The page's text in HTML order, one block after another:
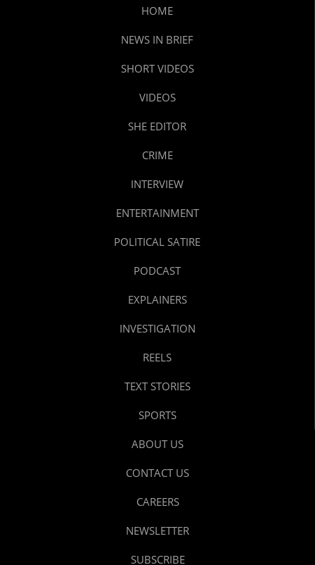
HOME
NEWS IN BRIEF
SHORT VIDEOS
VIDEOS
SHE EDITOR
CRIME
INTERVIEW
ENTERTAINMENT
POLITICAL SATIRE
PODCAST
EXPLAINERS
INVESTIGATION
REELS
TEXT STORIES
SPORTS
ABOUT US
CONTACT US
CAREERS
NEWSLETTER
SUBSCRIBE